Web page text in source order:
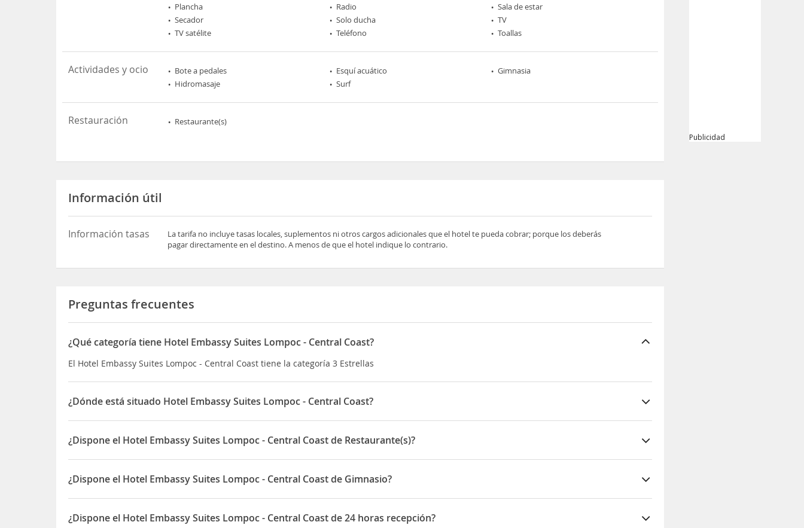
Plancha
Radio
Sala de estar
Secador
Solo ducha
TV
TV satélite
Teléfono Toallas
Actividades y ocio Bote a pedales Esquí acuático
Gimnasia
Hidromasaje
Surf
Restauración Restaurante(s)
Información útil
Información tasas
La tarifa no incluye tasas locales, suplementos ni otros cargos adicionales que el hotel te pueda cobrar; porque los deberás
pagar directamente en el destino. A menos de que el hotel indique lo contrario.
Preguntas frecuentes
¿Qué categoría tiene Hotel Embassy Suites Lompoc - Central Coast?
El Hotel Embassy Suites Lompoc - Central Coast tiene la categoría 3 Estrellas
¿Dónde está situado Hotel Embassy Suites Lompoc - Central Coast?
El Hotel Embassy Suites Lompoc - Central Coast está situado en 1117 North H. Street
¿Dispone el Hotel Embassy Suites Lompoc - Central Coast de Restaurante(s)?
Sí, el Hotel Embassy Suites Lompoc - Central Coast dispone de Restaurante(s)
¿Dispone el Hotel Embassy Suites Lompoc - Central Coast de Gimnasio?
Sí, el Hotel Embassy Suites Lompoc - Central Coast dispone de Gimnasio
¿Dispone el Hotel Embassy Suites Lompoc - Central Coast de 24 horas recepción?
Publicidad